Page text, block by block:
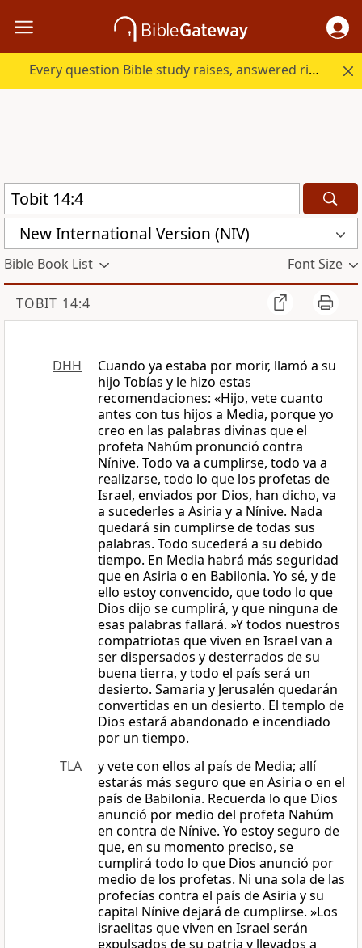
Every question Bible study raises, answered right here.
New International Version (NIV)
Bible Book List Font Size
TOBIT 14:4
DHH
Cuando ya estaba por morir, llamó a su
hijo Tobías y le hizo estas
recomendaciones: «Hijo, vete cuanto
antes con tus hijos a Media, porque yo
creo en las palabras divinas que el
profeta Nahúm pronunció contra
Nínive. Todo va a cumplirse, todo va a
realizarse, todo lo que los profetas de
Israel, enviados por Dios, han dicho, va
a sucederles a Asiria y a Nínive. Nada
quedará sin cumplirse de todas sus
palabras. Todo sucederá a su debido
tiempo. En Media habrá más seguridad
que en Asiria o en Babilonia. Yo sé, y de
ello estoy convencido, que todo lo que
Dios dijo se cumplirá, y que ninguna de
esas palabras fallará. »Y todos nuestros
compatriotas que viven en Israel van a
ser dispersados y desterrados de su
buena tierra, y todo el país será un
desierto. Samaria y Jerusalén quedarán
convertidas en un desierto. El templo de
Dios estará abandonado e incendiado
por un tiempo.
TLA
y vete con ellos al país de Media; allí
estarás más seguro que en Asiria o en el
país de Babilonia. Recuerda lo que Dios
anunció por medio del profeta Nahúm
en contra de Nínive. Yo estoy seguro de
que, en su momento preciso, se
cumplirá todo lo que Dios anunció por
medio de los profetas. Ni una sola de las
profecías contra el país de Asiria y su
capital Nínive dejará de cumplirse. »Los
israelitas que viven en Israel serán
expulsados de su patria y llevados a